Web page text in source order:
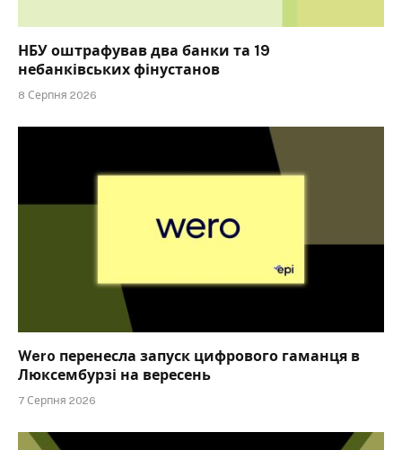
НБУ оштрафував два банки та 19
небанківських фінустанов
8 Серпня 2026
Wero перенесла запуск цифрового гаманця в
Люксембурзі на вересень
7 Серпня 2026